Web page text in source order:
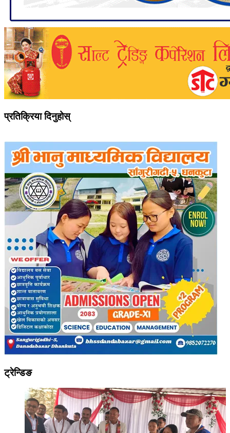
प्रतिक्रिया दिनुहोस्
ट्रेन्डिङ